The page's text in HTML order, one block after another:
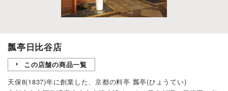
瓢亭日比谷店
この店舗の商品一覧
天保8(1837)年に創業した、京都の料亭 瓢亭(ひょうてい)